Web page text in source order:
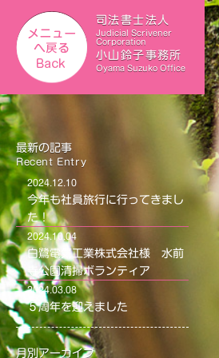
司法書士法人
Judicial Scrivener
Corporation
小山鈴子事務所
Oyama Suzuko Office
最新の記事
Recent Entry
2024.12.10
今年も社員旅行に行ってきまし
た！
2024.10.04
白鷺電気工業株式会社様 水前
寺公園清掃ボランティア
2024.03.08
５周年を迎えました
月別アーカイブ